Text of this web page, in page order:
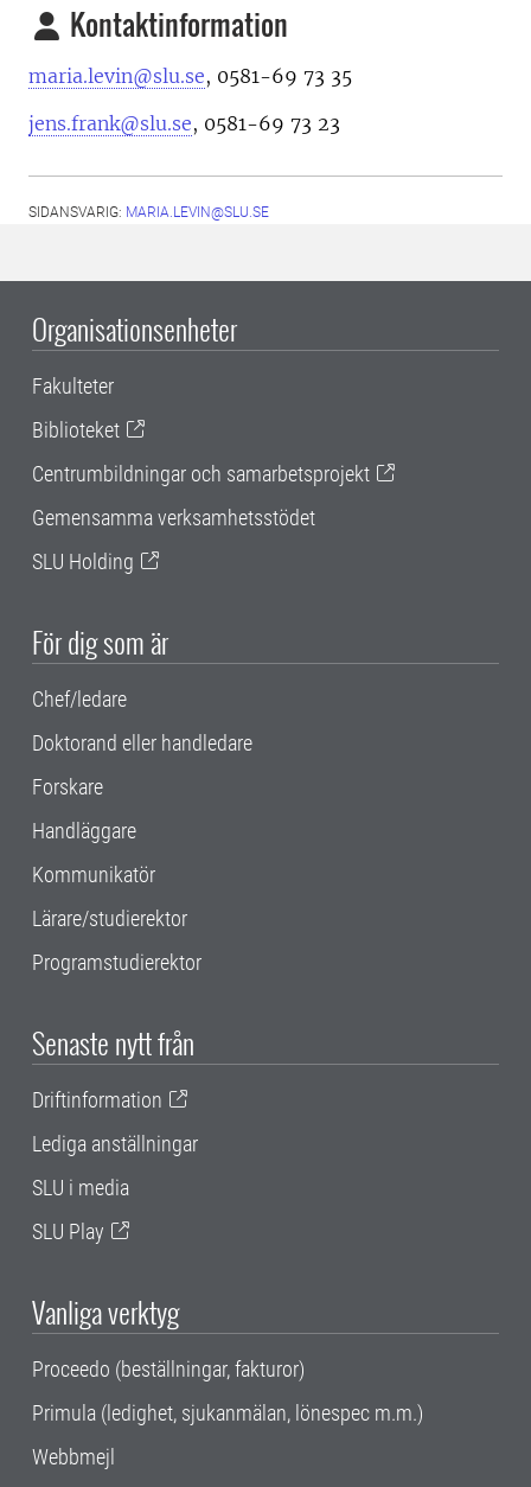
Kontaktinformation
maria.levin@slu.se, 0581-69 73 35
jens.frank@slu.se, 0581-69 73 23
SIDANSVARIG: MARIA.LEVIN@SLU.SE
Organisationsenheter
Fakulteter
Biblioteket
Centrumbildningar och samarbetsprojekt
Gemensamma verksamhetsstödet
SLU Holding
För dig som är
Chef/ledare
Doktorand eller handledare
Forskare
Handläggare
Kommunikatör
Lärare/studierektor
Programstudierektor
Senaste nytt från
Driftinformation
Lediga anställningar
SLU i media
SLU Play
Vanliga verktyg
Proceedo (beställningar, fakturor)
Primula (ledighet, sjukanmälan, lönespec m.m.)
Webbmejl